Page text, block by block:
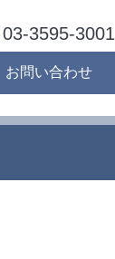
03-3595-3001
お問い合わせ